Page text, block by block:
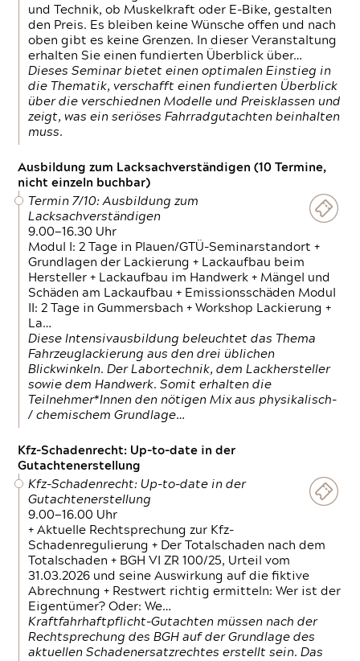
und Technik, ob Muskelkraft oder E-Bike, gestalten
den Preis. Es bleiben keine Wünsche offen und nach
oben gibt es keine Grenzen. In dieser Veranstaltung
erhalten Sie einen fundierten Überblick über…
Dieses Seminar bietet einen optimalen Einstieg in
die Thematik, verschafft einen fundierten Überblick
über die verschiednen Modelle und Preisklassen und
zeigt, was ein seriöses Fahrradgutachten beinhalten
muss.
Ausbildung zum Lacksachverständigen (10 Termine,
nicht einzeln buchbar)
Termin 7/10: Ausbildung zum
Lacksachverständigen
9.00—16.30 Uhr
Modul I: 2 Tage in Plauen/GTÜ-Seminarstandort +
Grundlagen der Lackierung + Lackaufbau beim
Hersteller + Lackaufbau im Handwerk + Mängel und
Schäden am Lackaufbau + Emissionsschäden Modul
II: 2 Tage in Gummersbach + Workshop Lackierung +
La…
Diese Intensivausbildung beleuchtet das Thema
Fahrzeuglackierung aus den drei üblichen
Blickwinkeln. Der Labortechnik, dem Lackhersteller
sowie dem Handwerk. Somit erhalten die
Teilnehmer*Innen den nötigen Mix aus physikalisch-
/ chemischem Grundlage…
Kfz-Schadenrecht: Up-to-date in der
Gutachtenerstellung
Kfz-Schadenrecht: Up-to-date in der
Gutachtenerstellung
9.00—16.00 Uhr
+ Aktuelle Rechtsprechung zur Kfz-
Schadenregulierung + Der Totalschaden nach dem
Totalschaden + BGH VI ZR 100/25, Urteil vom
31.03.2026 und seine Auswirkung auf die fiktive
Abrechnung + Restwert richtig ermitteln: Wer ist der
Eigentümer? Oder: We…
Kraftfahrhaftpflicht-Gutachten müssen nach der
Rechtsprechung des BGH auf der Grundlage des
aktuellen Schadenersatzrechtes erstellt sein. Das